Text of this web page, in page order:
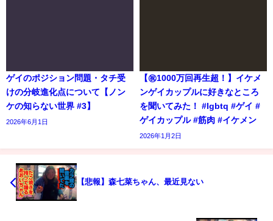
ゲイのポジション問題・タチ受
けの分岐進化点について【ノン
ケの知らない世界 #3】
2026年6月1日
【㊗️1000万回再生超！】イケメ
ンゲイカップルに好きなところ
を聞いてみた！ #lgbtq #ゲイ #
ゲイカップル #筋肉 #イケメン
2026年1月2日
【悲報】森七菜ちゃん、最近見ない